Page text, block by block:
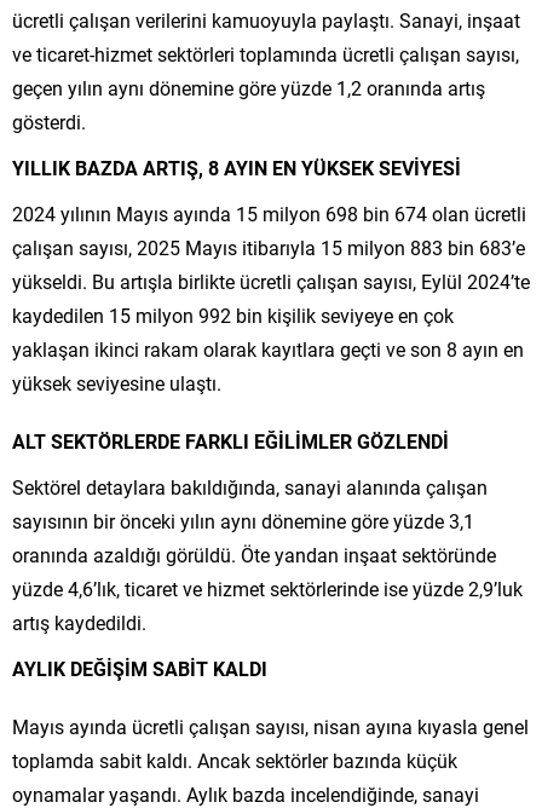
ücretli çalışan verilerini kamuoyuyla paylaştı. Sanayi, inşaat
ve ticaret-hizmet sektörleri toplamında ücretli çalışan sayısı,
geçen yılın aynı dönemine göre yüzde 1,2 oranında artış
gösterdi.
YILLIK BAZDA ARTIŞ, 8 AYIN EN YÜKSEK SEVİYESİ
2024 yılının Mayıs ayında 15 milyon 698 bin 674 olan ücretli
çalışan sayısı, 2025 Mayıs itibarıyla 15 milyon 883 bin 683’e
yükseldi. Bu artışla birlikte ücretli çalışan sayısı, Eylül 2024’te
kaydedilen 15 milyon 992 bin kişilik seviyeye en çok
yaklaşan ikinci rakam olarak kayıtlara geçti ve son 8 ayın en
yüksek seviyesine ulaştı.
ALT SEKTÖRLERDE FARKLI EĞİLİMLER GÖZLENDİ
Sektörel detaylara bakıldığında, sanayi alanında çalışan
sayısının bir önceki yılın aynı dönemine göre yüzde 3,1
oranında azaldığı görüldü. Öte yandan inşaat sektöründe
yüzde 4,6’lık, ticaret ve hizmet sektörlerinde ise yüzde 2,9’luk
artış kaydedildi.
AYLIK DEĞİŞİM SABİT KALDI
Mayıs ayında ücretli çalışan sayısı, nisan ayına kıyasla genel
toplamda sabit kaldı. Ancak sektörler bazında küçük
oynamalar yaşandı. Aylık bazda incelendiğinde, sanayi